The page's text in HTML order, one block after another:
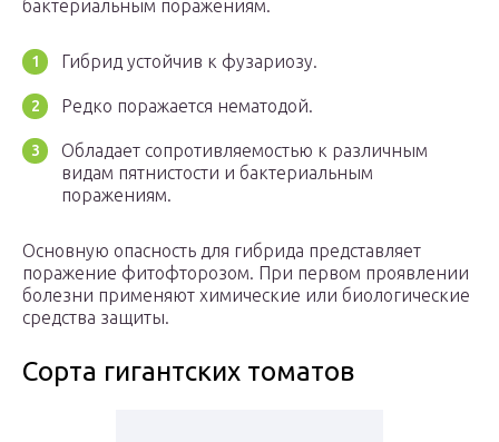
бактериальным поражениям.
Гибрид устойчив к фузариозу.
Редко поражается нематодой.
Обладает сопротивляемостью к различным
видам пятнистости и бактериальным
поражениям.
Основную опасность для гибрида представляет
поражение фитофторозом. При первом проявлении
болезни применяют химические или биологические
средства защиты.
Сорта гигантских томатов